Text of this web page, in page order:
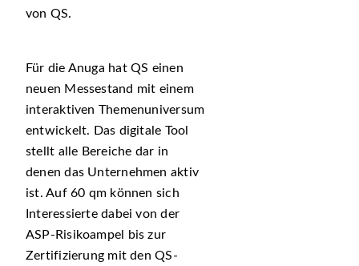
von QS.
Für die Anuga hat QS einen
neuen Messestand mit einem
interaktiven Themenuniversum
entwickelt. Das digitale Tool
stellt alle Bereiche dar in
denen das Unternehmen aktiv
ist. Auf 60 qm können sich
Interessierte dabei von der
ASP-Risikoampel bis zur
Zertifizierung mit den QS-